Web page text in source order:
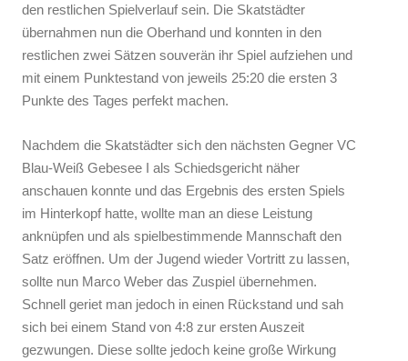
den restlichen Spielverlauf sein. Die Skatstädter
übernahmen nun die Oberhand und konnten in den
restlichen zwei Sätzen souverän ihr Spiel aufziehen und
mit einem Punktestand von jeweils 25:20 die ersten 3
Punkte des Tages perfekt machen.
Nachdem die Skatstädter sich den nächsten Gegner VC
Blau-Weiß Gebesee I als Schiedsgericht näher
anschauen konnte und das Ergebnis des ersten Spiels
im Hinterkopf hatte, wollte man an diese Leistung
anknüpfen und als spielbestimmende Mannschaft den
Satz eröffnen. Um der Jugend wieder Vortritt zu lassen,
sollte nun Marco Weber das Zuspiel übernehmen.
Schnell geriet man jedoch in einen Rückstand und sah
sich bei einem Stand von 4:8 zur ersten Auszeit
gezwungen. Diese sollte jedoch keine große Wirkung